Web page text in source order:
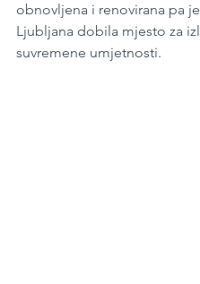
obnovljena i renovirana pa
Ljubljana dobila mjesto za
suvremene umjetnosti.